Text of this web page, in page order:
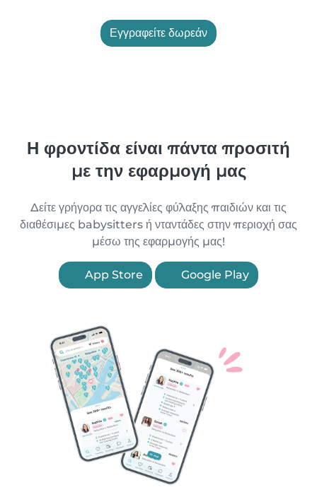
Εγγραφείτε δωρεάν
Η φροντίδα είναι πάντα προσιτή
με την εφαρμογή μας
Δείτε γρήγορα τις αγγελίες φύλαξης παιδιών και τις
διαθέσιμες babysitters ή νταντάδες στην περιοχή σας
μέσω της εφαρμογής μας!
App Store Google Play